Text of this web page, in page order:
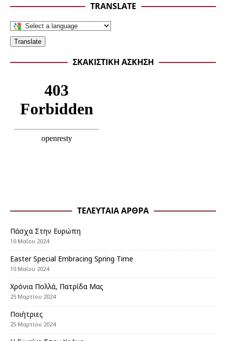
TRANSLATE
Translate
ΣΚΑΚΙΣΤΙΚΉ ΆΣΚΗΣΗ
ΤΕΛΕΥΤΑΊΑ ΆΡΘΡΑ
Πάσχα Στην Ευρώπη
10 Μαΐου 2024
Εaster Special Embracing Spring Time
10 Μαΐου 2024
Χρόνια Πολλά, Πατρίδα Μας
25 Μαρτίου 2024
Ποιήτριες
25 Μαρτίου 2024